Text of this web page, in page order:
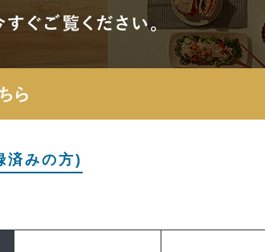
済みの方)